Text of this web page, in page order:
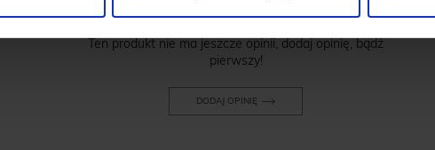
Ten produkt nie ma jeszcze opinii, dodaj opinię, bądź
pierwszy!
DODAJ OPINIĘ